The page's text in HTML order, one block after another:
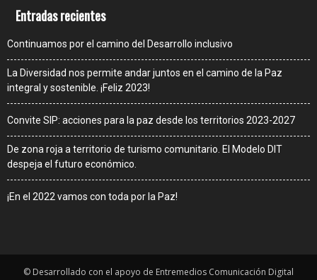
Entradas recientes
Continuamos por el camino del Desarrollo inclusivo
La Diversidad nos permite andar juntos en el camino de la Paz
integral y sostenible. ¡Feliz 2023!
Convite SIP: acciones para la paz desde los territorios 2023-2027
De zona roja a territorio de turismo comunitario. El Modelo DIT
despeja el futuro económico.
¡En el 2022 vamos con toda por la Paz!
© Desarrollado con el apoyo de Entremedios Comunicación Digital